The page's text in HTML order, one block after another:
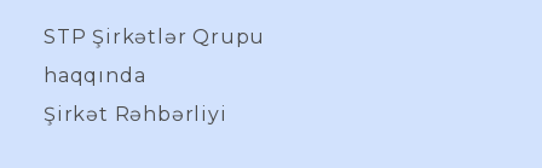
STP Şirkətlər Qrupu
haqqında
Şirkət Rəhbərliyi